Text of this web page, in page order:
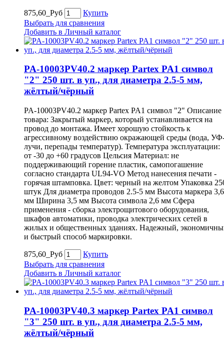
875,60_Руб
Купить
Выбрать для сравнения
Добавить в Личный каталог
PA-10003PV40.2 маркер Partex PA1 символ
"2" 250 шт. в уп., для диаметра 2.5-5 мм,
жёлтый/чёрный
PA-10003PV40.2 маркер Partex PA1 символ "2" Описание
товара: Закрытый маркер, который устанавливается на
провод до монтажа. Имеет хорошую стойкость к
агрессивному воздействию окражающей среды (вода,
лучи, перепады температур). Температура эксплуатации:
от -30 до +60 градусов Цельсия Материал: не
поддерживающий горение пластик, самопогашение
согласно стандарта UL94-VO Метод нанесения печати -
горячая штамповка. Цвет: черный на желтом Упаковка
штук Для диаметра проводов 2.5-5 мм Высота маркера 3,6
мм Ширина 3,5 мм Высота символа 2,6 мм Сфера
применения - сборка электрощитового оборудования,
шкафов автоматики, проводка электрических сетей в
жилых и общественных зданиях. Надежный,
и быстрый способ маркировки.
875,60_Руб
Купить
Выбрать для сравнения
Добавить в Личный каталог
PA-10003PV40.3 маркер Partex PA1 символ
"3" 250 шт. в уп., для диаметра 2.5-5 мм,
жёлтый/чёрный